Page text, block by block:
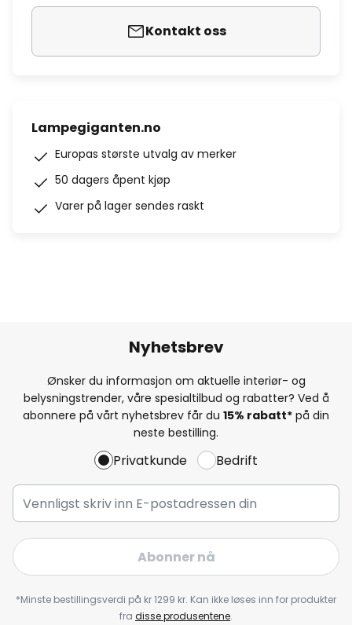
Kontakt oss
Lampegiganten.no
Europas største utvalg av merker
50 dagers åpent kjøp
Varer på lager sendes raskt
Nyhetsbrev
Ønsker du informasjon om aktuelle interiør- og
belysningstrender, våre spesialtilbud og rabatter? Ved å
abonnere på vårt nyhetsbrev får du 15% rabatt* på din
neste bestilling.
Privatkunde Bedrift
Abonner nå
*Minste bestillingsverdi på kr 1299 kr. Kan ikke løses inn for produkter
fra disse produsentene.